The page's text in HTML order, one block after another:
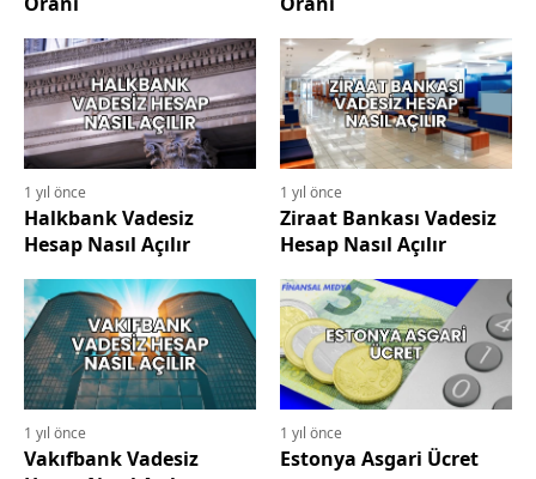
1 yıl önce
Halkbank Vadesiz
Hesap Nasıl Açılır
1 yıl önce
Ziraat Bankası Vadesiz
Hesap Nasıl Açılır
1 yıl önce
Vakıfbank Vadesiz
1 yıl önce
Estonya Asgari Ücret